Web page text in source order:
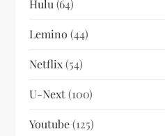
Hulu (64)
Lemino (44)
Netflix(54)
U-Next(100)
Youtube(125)